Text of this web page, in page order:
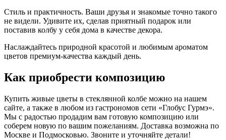
Стиль и практичность. Ваши друзья и знакомые точно такого
не видели. Удивите их, сделав приятный подарок или
поставив колбу у себя дома в качестве декора.
Наслаждайтесь природной красотой и любимым ароматом
цветов премиум-качества каждый день.
Как приобрести композицию
Купить живые цветы в стеклянной колбе можно на нашем
сайте, а также в любом из гастрономов сети «Глобус Гурмэ».
Мы с радостью продадим вам готовую композицию или
соберем новую по вашим пожеланиям. Доставка возможна по
Москве и Подмосковью. Звоните и уточняйте детали!